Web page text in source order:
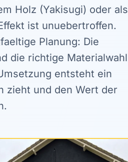
Holz (Yakisugi) oder als
ist unuebertroffen.
Planung: Die
die richtige Materialwahl
entsteht ein
zieht und den Wert der